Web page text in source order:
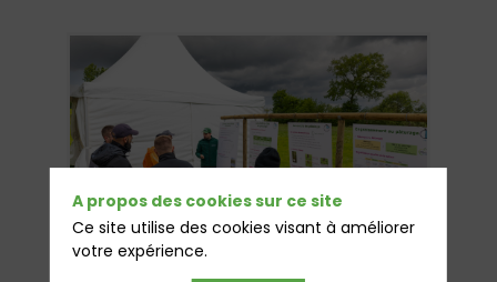
A propos des cookies sur ce site
Ce site utilise des cookies visant à améliorer
votre expérience.